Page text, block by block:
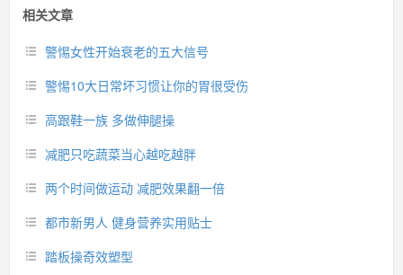
相关文章
警惕女性开始衰老的五大信号
警惕10大日常坏习惯让你的胃很受伤
高跟鞋一族 多做伸腿操
减肥只吃蔬菜当心越吃越胖
两个时间做运动 减肥效果翻一倍
都市新男人 健身营养实用贴士
踏板操奇效塑型